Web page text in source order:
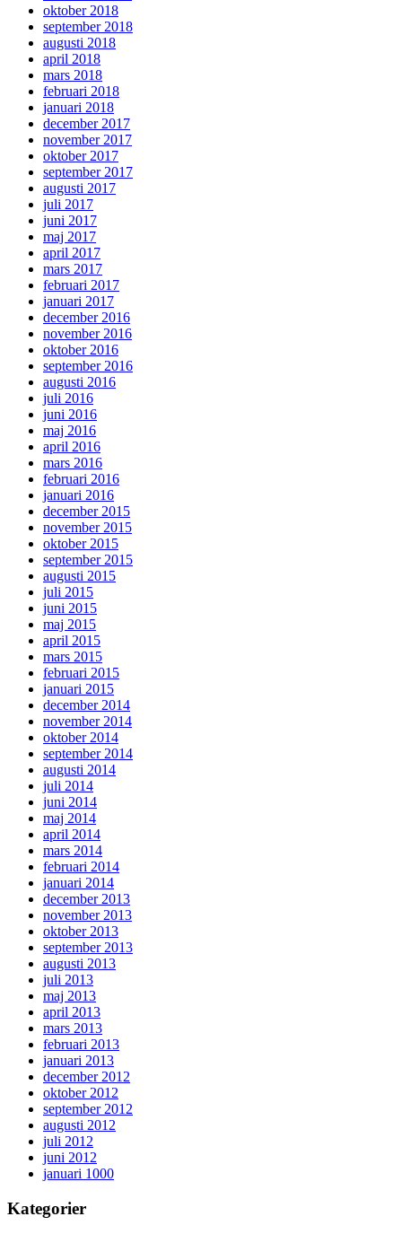
oktober 2018
september 2018
augusti 2018
april 2018
mars 2018
februari 2018
januari 2018
december 2017
november 2017
oktober 2017
september 2017
augusti 2017
juli 2017
juni 2017
maj 2017
april 2017
mars 2017
februari 2017
januari 2017
december 2016
november 2016
oktober 2016
september 2016
augusti 2016
juli 2016
juni 2016
maj 2016
april 2016
mars 2016
februari 2016
januari 2016
december 2015
november 2015
oktober 2015
september 2015
augusti 2015
juli 2015
juni 2015
maj 2015
april 2015
mars 2015
februari 2015
januari 2015
december 2014
november 2014
oktober 2014
september 2014
augusti 2014
juli 2014
juni 2014
maj 2014
april 2014
mars 2014
februari 2014
januari 2014
december 2013
november 2013
oktober 2013
september 2013
augusti 2013
juli 2013
maj 2013
april 2013
mars 2013
februari 2013
januari 2013
december 2012
oktober 2012
september 2012
augusti 2012
juli 2012
juni 2012
januari 1000
Kategorier